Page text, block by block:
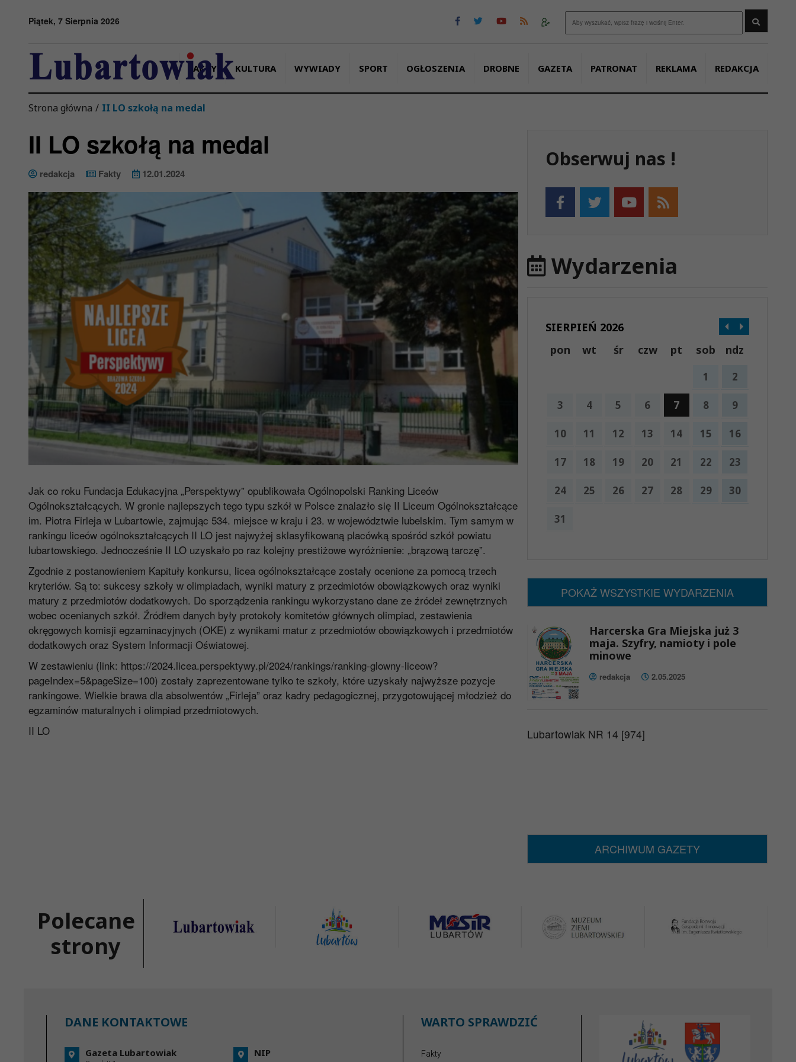
Piątek, 7 Sierpnia 2026
FAKTY KULTURA WYWIADY SPORT OGŁOSZENIA DROBNE GAZETA PATRONAT REKLAMA REDAKCJA
Strona główna / II LO szkołą na medal
II LO szkołą na medal
redakcja Fakty 12.01.2024
Jak co roku Fundacja Edukacyjna „Perspektywy” opublikowała Ogólnopolski Ranking Liceów
Ogólnokształcących. W gronie najlepszych tego typu szkół w Polsce znalazło się II Liceum Ogólnokształcące
im. Piotra Firleja w Lubartowie, zajmując 534. miejsce w kraju i 23. w województwie lubelskim. Tym samym w
rankingu liceów ogólnokształcących II LO jest najwyżej sklasyfikowaną placówką spośród szkół powiatu
lubartowskiego. Jednocześnie II LO uzyskało po raz kolejny prestiżowe wyróżnienie: „brązową tarczę”.
Zgodnie z postanowieniem Kapituły konkursu, licea ogólnokształcące zostały ocenione za pomocą trzech
kryteriów. Są to: sukcesy szkoły w olimpiadach, wyniki matury z przedmiotów obowiązkowych oraz wyniki
matury z przedmiotów dodatkowych. Do sporządzenia rankingu wykorzystano dane ze źródeł zewnętrznych
wobec ocenianych szkół. Źródłem danych były protokoły komitetów głównych olimpiad, zestawienia
okręgowych komisji egzaminacyjnych (OKE) z wynikami matur z przedmiotów obowiązkowych i przedmiotów
dodatkowych oraz System Informacji Oświatowej.
W zestawieniu (link: https://2024.licea.perspektywy.pl/2024/rankings/ranking-glowny-liceow?
pageIndex=5&pageSize=100) zostały zaprezentowane tylko te szkoły, które uzyskały najwyższe pozycje
rankingowe. Wielkie brawa dla absolwentów „Firleja” oraz kadry pedagogicznej, przygotowującej młodzież do
egzaminów maturalnych i olimpiad przedmiotowych.
II LO
Obserwuj nas !
Wydarzenia
SIERPIEŃ 2026
pon
wt śr czw pt sob ndz
1 2
3 4 5 6 7 8 9
10 11 12 13 14 15 16
17 18 19 20 21 22 23
24 25 26 27 28 29 30
31
POKAŻ WSZYSTKIE WYDARZENIA
Harcerska Gra Miejska już 3
maja. Szyfry, namioty i pole
minowe
redakcja 2.05.2025
Lubartowiak NR 14 [974]
ARCHIWUM GAZETY
Polecane
strony
DANE KONTAKTOWE
Gazeta Lubartowiak NIP
WARTO SPRAWDZIĆ
Fakty